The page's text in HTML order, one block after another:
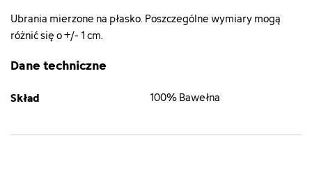
Ubrania mierzone na płasko. Poszczególne wymiary mogą
różnić się o +/- 1 cm.
Dane techniczne
Skład 100% Bawełna